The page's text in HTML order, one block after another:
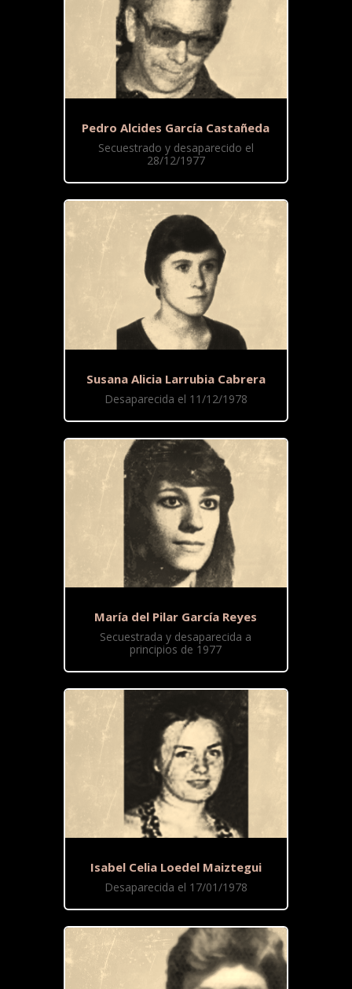
Pedro Alcides García Castañeda
Secuestrado y desaparecido el
28/12/1977
Susana Alicia Larrubia Cabrera
Desaparecida el 11/12/1978
María del Pilar García Reyes
Secuestrada y desaparecida a
principios de 1977
Isabel Celia Loedel Maiztegui
Desaparecida el 17/01/1978